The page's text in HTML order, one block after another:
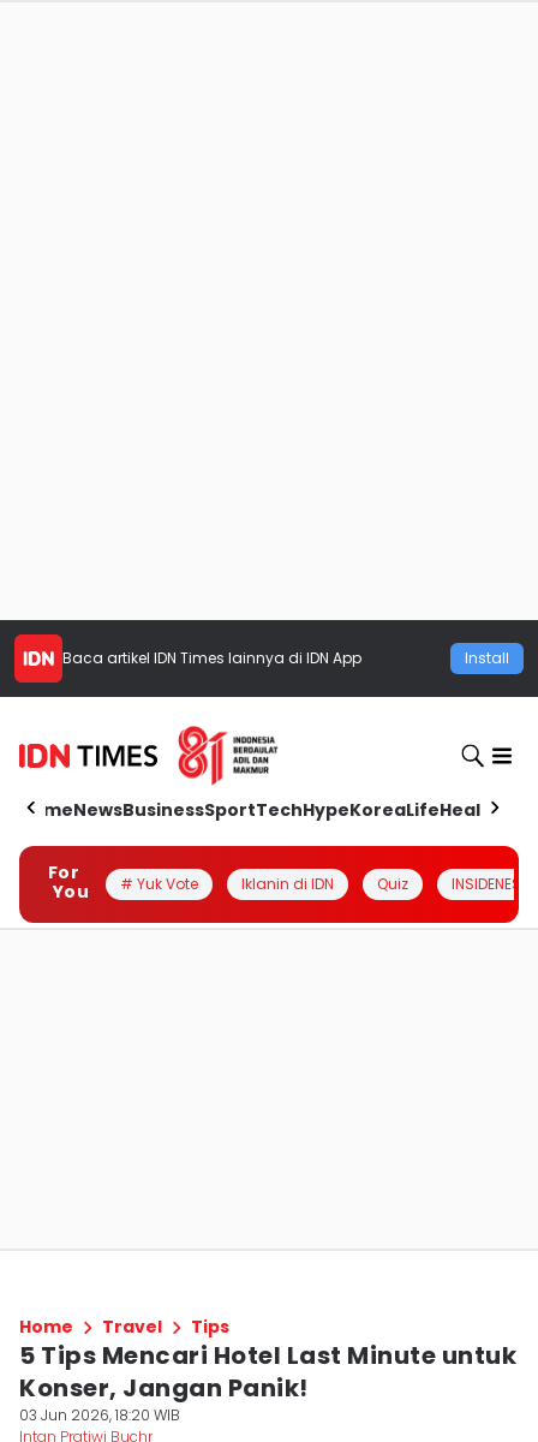
Baca artikel IDN Times lainnya di IDN App Install
HomeNewsBusinessSportTechHypeKoreaLifeHealth
For
You
# Yuk Vote Iklanin di IDN Quiz INSIDENESIA
Home Travel Tips
5 Tips Mencari Hotel Last Minute untuk
Konser, Jangan Panik!
03 Jun 2026, 18:20 WIB
Intan Pratiwi Buchr